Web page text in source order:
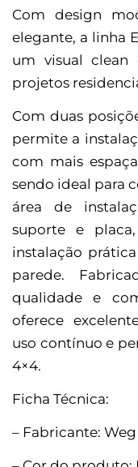
Com design
elegante, a linha
um visual clean
projetos
Com duas
permite a
com mais
sendo ideal para
área de
suporte e
instalação
parede.
qualidade e
oferece
uso contínuo e
4×4.
Ficha Técnica:
– Fabricante: Weg